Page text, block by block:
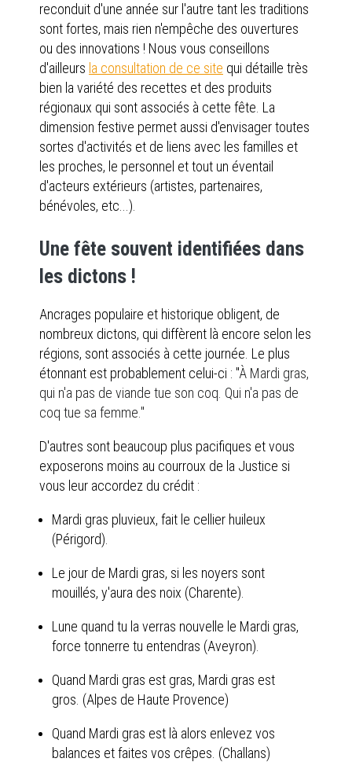
reconduit d'une année sur l'autre tant les traditions
sont fortes, mais rien n'empêche des ouvertures
ou des innovations ! Nous vous conseillons
d'ailleurs la consultation de ce site qui détaille très
bien la variété des recettes et des produits
régionaux qui sont associés à cette fête. La
dimension festive permet aussi d'envisager toutes
sortes d'activités et de liens avec les familles et
les proches, le personnel et tout un éventail
d'acteurs extérieurs (artistes, partenaires,
bénévoles, etc...).
Une fête souvent identifiées dans
les dictons !
Ancrages populaire et historique obligent, de
nombreux dictons, qui diffèrent là encore selon les
régions, sont associés à cette journée. Le plus
étonnant est probablement celui-ci : "À Mardi gras,
qui n'a pas de viande tue son coq. Qui n'a pas de
coq tue sa femme."
D'autres sont beaucoup plus pacifiques et vous
exposerons moins au courroux de la Justice si
vous leur accordez du crédit :
Mardi gras pluvieux, fait le cellier huileux
(Périgord).
Le jour de Mardi gras, si les noyers sont
mouillés, y'aura des noix (Charente).
Lune quand tu la verras nouvelle le Mardi gras,
force tonnerre tu entendras (Aveyron).
Quand Mardi gras est gras, Mardi gras est
gros. (Alpes de Haute Provence)
Quand Mardi gras est là alors enlevez vos
balances et faites vos crêpes. (Challans)